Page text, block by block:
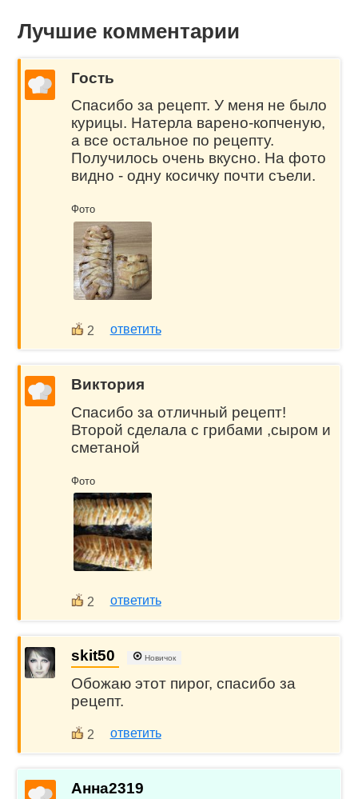
Лучшие комментарии
Гость
Спасибо за рецепт. У меня не было
курицы. Натерла варено-копченую,
а все остальное по рецепту.
Получилось очень вкусно. На фото
видно - одну косичку почти съели.
Фото
2 ответить
Виктория
Спасибо за отличный рецепт!
Второй сделала с грибами ,сыром и
сметаной
Фото
2 ответить
skit50 Новичок
Обожаю этот пирог, спасибо за
рецепт.
2 ответить
Анна2319